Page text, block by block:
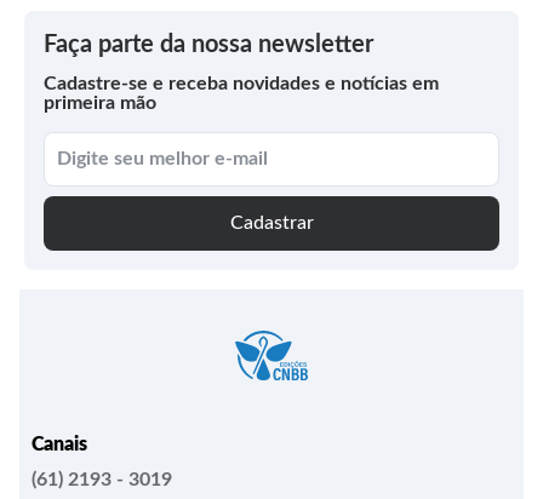
Faça parte da nossa newsletter
Cadastre-se e receba novidades e notícias em
primeira mão
Cadastrar
Canais
(61) 2193 - 3019